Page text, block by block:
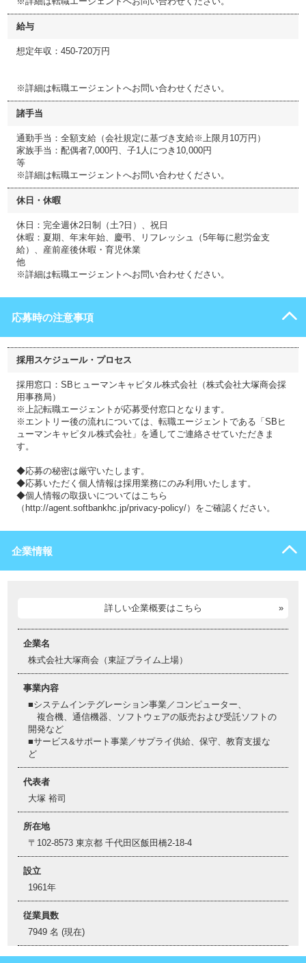
給与
想定年収：450-720万円
※詳細は転職エージェントへお問い合わせください。
諸手当
通勤手当：全額支給（会社規定に基づき支給※上限月10万円）
家族手当：配偶者7,000円、子1人につき10,000円
等
※詳細は転職エージェントへお問い合わせください。
休日・休暇
休日：完全週休2日制（土?日）、祝日
休暇：夏期、年末年始、慶弔、リフレッシュ（5年毎に慰労金支
給）、産前産後休暇・育児休業
他
※詳細は転職エージェントへお問い合わせください。
応募時の注意事項
採用スケジュール・プロセス
採用窓口：SBヒューマンキャピタル株式会社（株式会社大塚商会採
用事務局）
※上記転職エージェントが応募受付窓口となります。
※エントリー後の流れについては、転職エージェントである「SBヒ
ューマンキャピタル株式会社」を通してご連絡させていただきま
す。
◆応募の秘密は厳守いたします。
◆応募いただく個人情報は採用業務にのみ利用いたします。
◆個人情報の取扱いについてはこちら
（http://agent.softbankhc.jp/privacy-policy/）をご確認ください。
企業情報
詳しい企業概要はこちら
企業名
株式会社大塚商会（東証プライム上場）
事業内容
■システムインテグレーション事業／コンピューター、
複合機、通信機器、ソフトウェアの販売および受託ソフトの
開発など
■サービス&サポート事業／サプライ供給、保守、教育支援な
ど
代表者
大塚 裕司
所在地
〒102-8573 東京都 千代田区飯田橋2-18-4
設立
1961年
従業員数
7949 名 (現在)